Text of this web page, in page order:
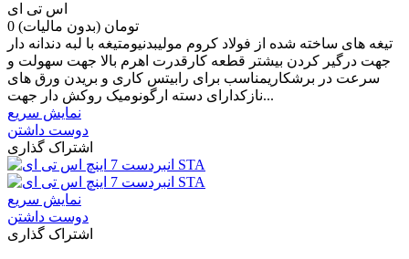
اس تی ای
0 تومان (بدون مالیات)
تیغه های ساخته شده از فولاد کروم مولیبدنیومتیغه با لبه دندانه دار
جهت درگیر کردن بیشتر قطعه کارقدرت اهرم بالا جهت سهولت و
سرعت در برشکاریمناسب برای رابیتس کاری و بریدن ورق های
نازکدارای دسته ارگونومیک روکش دار جهت...
نمایش سریع
دوست داشتن
اشتراک گذاری
نمایش سریع
دوست داشتن
اشتراک گذاری